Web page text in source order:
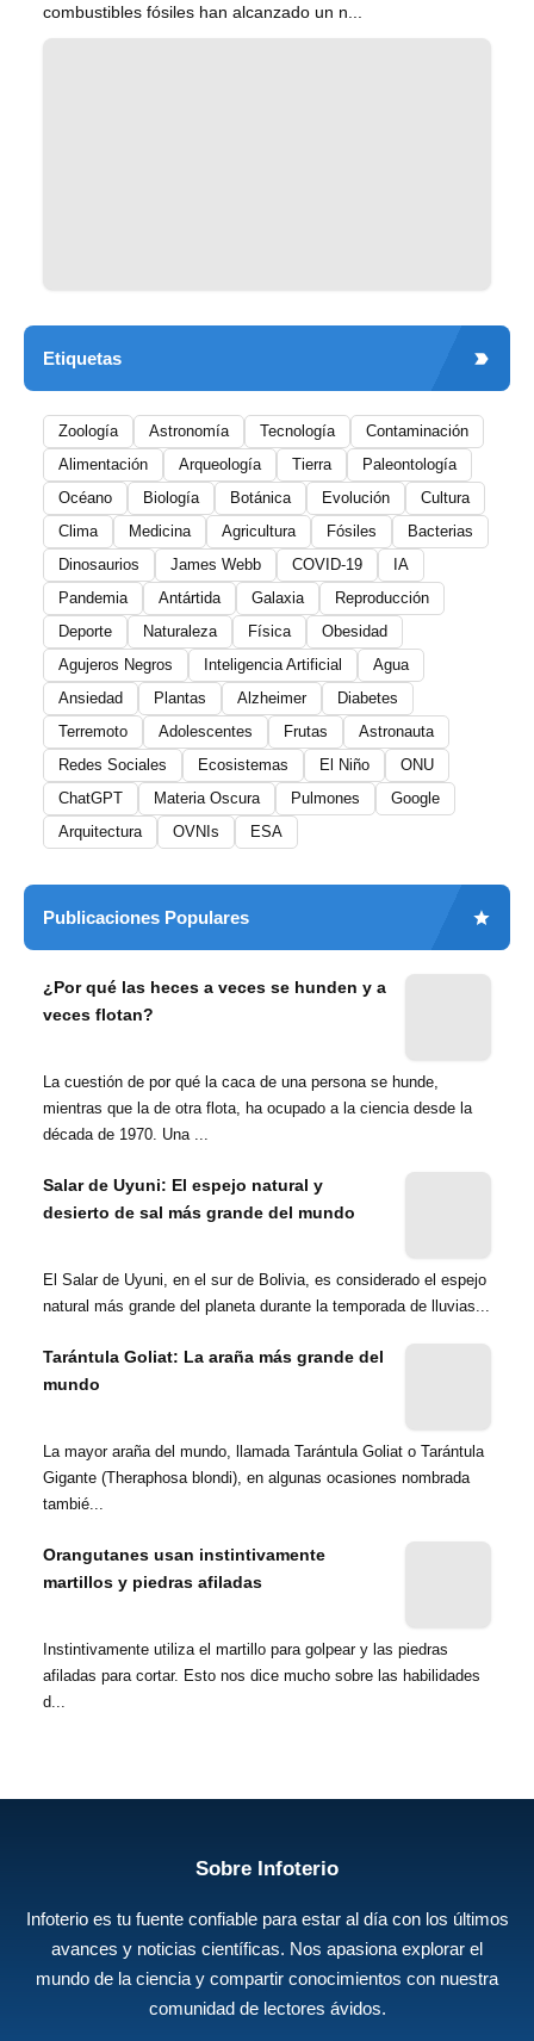
combustibles fósiles han alcanzado un n...
Etiquetas
Zoología Astronomía Tecnología
Contaminación
Alimentación
Arqueología Tierra
Paleontología
Océano
Biología Botánica Evolución
Cultura
Clima
Medicina Agricultura Fósiles
Bacterias
Dinosaurios
James Webb COVID-19
IA
Pandemia
Antártida Galaxia
Reproducción
Deporte
Naturaleza Física
Obesidad
Agujeros Negros
Inteligencia Artificial
Agua
Ansiedad
Plantas Alzheimer
Diabetes
Terremoto
Adolescentes Frutas
Astronauta
Redes Sociales
Ecosistemas El Niño
ONU
ChatGPT
Materia Oscura Pulmones
Google
Arquitectura
OVNIs ESA
Publicaciones Populares
¿Por qué las heces a veces se hunden y a
veces flotan?
La cuestión de por qué la caca de una persona se hunde,
mientras que la de otra flota, ha ocupado a la ciencia desde la
década de 1970. Una ...
Salar de Uyuni: El espejo natural y
desierto de sal más grande del mundo
El Salar de Uyuni, en el sur de Bolivia, es considerado el espejo
natural más grande del planeta durante la temporada de lluvias...
Tarántula Goliat: La araña más grande del
mundo
La mayor araña del mundo, llamada Tarántula Goliat o Tarántula
Gigante (Theraphosa blondi), en algunas ocasiones nombrada
tambié...
Orangutanes usan instintivamente
martillos y piedras afiladas
Instintivamente utiliza el martillo para golpear y las piedras
afiladas para cortar. Esto nos dice mucho sobre las habilidades
d...
Sobre Infoterio
Infoterio es tu fuente confiable para estar al día con los últimos
avances y noticias científicas. Nos apasiona explorar el
mundo de la ciencia y compartir conocimientos con nuestra
comunidad de lectores ávidos.